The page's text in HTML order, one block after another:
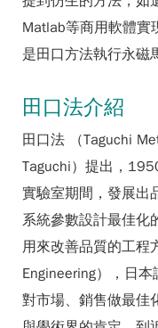
Matlab等商用軟體實
是田口方法執行永磁
田口法介紹
田口法 （Taguchi
Taguchi）提出，
實驗室期間，發展出
系統參數設計最佳化
用來改善品質的工程
Engineering），日
對市場、銷售做最佳